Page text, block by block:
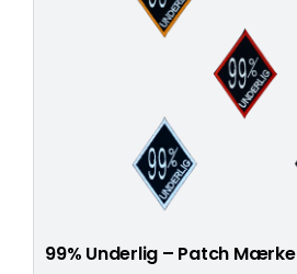
99% Underlig – Patch Mærke